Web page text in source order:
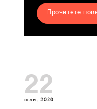
Прочетете
22
юли, 2026